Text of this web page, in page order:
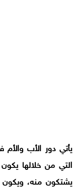
يأتي دور الأب والأم
التي من خلالها
يشتكون منه،